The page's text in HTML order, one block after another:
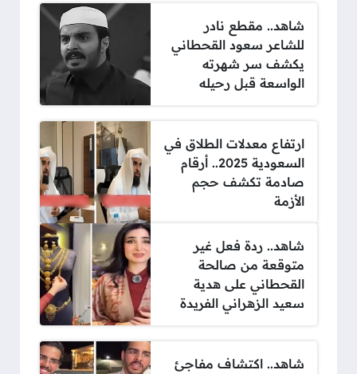
شاهد.. مقطع نادر
للشاعر سعود القحطاني
يكشف سر شهرته
الواسعة قبل رحيله
ارتفاع معدلات الطلاق في
السعودية 2025.. أرقام
صادمة تكشف حجم
الأزمة
شاهد.. ردة فعل غير
متوقعة من صالحة
القحطاني على هدية
سعيد الزهراني الفريدة
شاهد.. اكتشاف مفاجئ